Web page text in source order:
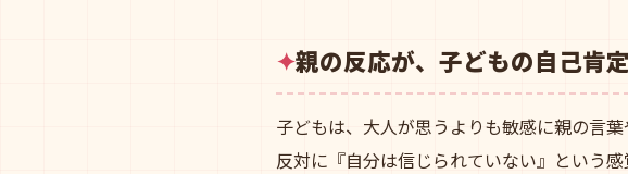
親の反応が、子どもの自己肯
子どもは、大人が思うよりも敏感に親の言
反対に『自分は信じられていない』という